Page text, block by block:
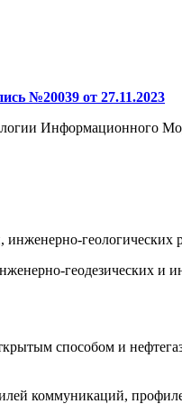
№20039 от 27.11.2023
Информационного
геологических
геодезических и
способом и
коммуникаций,